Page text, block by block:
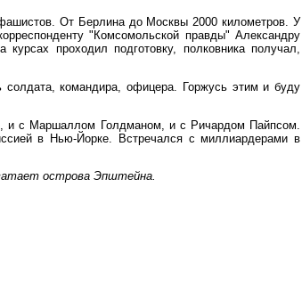
От Берлина до Москвы 2000 километров. У
"Комсомольской правды" Александру
проходил подготовку, полковника получал,
командира, офицера. Горжусь этим и буду
и с Маршаллом Голдманом, и с Ричардом Пайпсом.
в Нью-Йорке. Встречался с миллиардерами в
острова Эпштейна.